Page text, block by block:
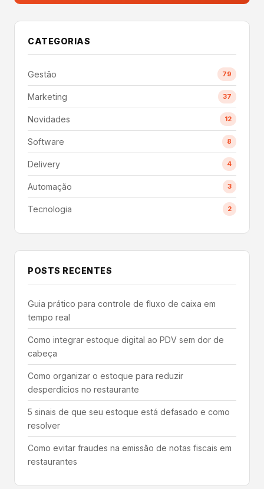
CATEGORIAS
Gestão 79
Marketing 37
Novidades 12
Software 8
Delivery 4
Automação 3
Tecnologia 2
POSTS RECENTES
Guia prático para controle de fluxo de caixa em
tempo real
Como integrar estoque digital ao PDV sem dor de
cabeça
Como organizar o estoque para reduzir
desperdícios no restaurante
5 sinais de que seu estoque está defasado e como
resolver
Como evitar fraudes na emissão de notas fiscais em
restaurantes